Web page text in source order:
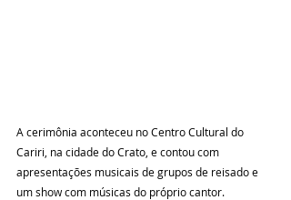
A cerimônia aconteceu no Centro Cultural do
Cariri, na cidade do Crato, e contou com
apresentações musicais de grupos de reisado e
um show com músicas do próprio cantor.